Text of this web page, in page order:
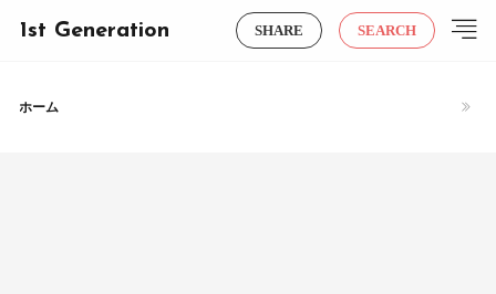
1st Generation SHARE SEARCH
ホーム